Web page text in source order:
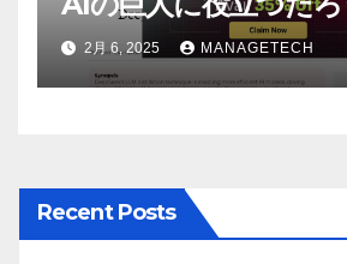
ール街のアナリスト
The Economic
2月 6, 2025 MANAGETECH
Recent Posts